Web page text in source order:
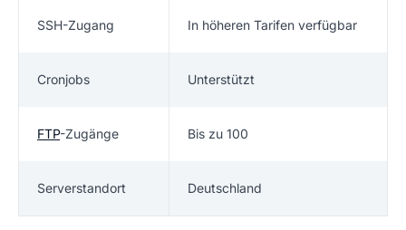
SSH-Zugang In höheren Tarifen verfügbar
Cronjobs Unterstützt
FTP-Zugänge Bis zu 100
Serverstandort Deutschland